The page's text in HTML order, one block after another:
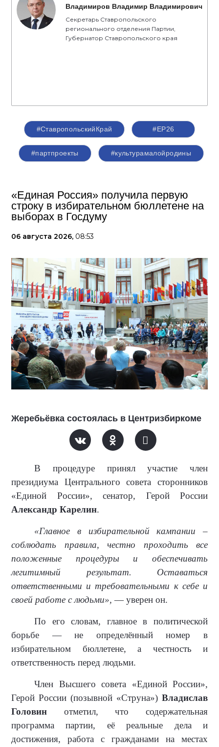
Владимиров Владимир Владимирович
Секретарь Ставропольского
регионального отделения Партии,
Губернатор Ставропольского края
#СтавропольскийКрай #ЕР26
#партпроекты #культурамалойродины
«Единая Россия» получила первую
строку в избирательном бюллетене на
выборах в Госдуму
06 августа 2026, 08:53
Жеребьёвка состоялась в Центризбиркоме
В процедуре принял участие член
президиума Центрального совета сторонников
«Единой России», сенатор, Герой России
Александр Карелин.
«Главное в избирательной кампании –
соблюдать правила, честно проходить все
положенные процедуры и обеспечивать
легитимный результат. Оставаться
ответственными и требовательными к себе и
своей работе с людьми», — уверен он.
По его словам, главное в политической
борьбе — не определённый номер в
избирательном бюллетене, а честность и
ответственность перед людьми.
Член Высшего совета «Единой России»,
Герой России (позывной «Струна») Владислав
Головин отметил, что содержательная
программа партии, её реальные дела и
достижения, работа с гражданами на местах